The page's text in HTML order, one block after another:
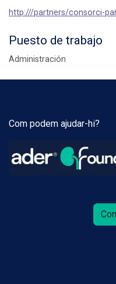
http:///partners/consorci-
Puesto de trabajo
Administración
Com podem ajudar-hi?